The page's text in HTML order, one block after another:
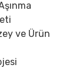
ve Ürün